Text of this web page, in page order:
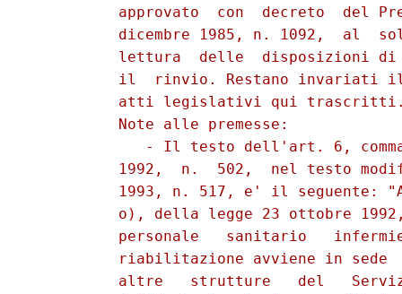
approvato  con  decreto  del
dicembre 1985, n. 1092,  al
lettura  delle  disposizioni
il  rinvio. Restano invariati
atti legislativi qui
          Note alle premesse:
- Il testo dell'art. 6,
1992,  n.  502,  nel testo
1993, n. 517, e' il seguente:
o), della legge 23 ottobre
personale   sanitario
riabilitazione avviene in sede
altre   strutture   del